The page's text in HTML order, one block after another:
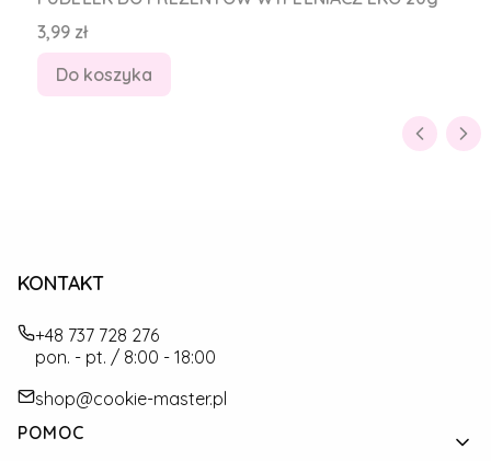
Cena
3,99 zł
Do koszyka
KONTAKT
+48 737 728 276
pon. - pt. / 8:00 - 18:00
shop@cookie-master.pl
Linki w stopce
POMOC